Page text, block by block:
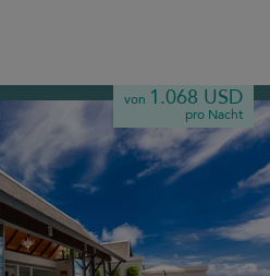
von 1.068 USD
pro Nacht